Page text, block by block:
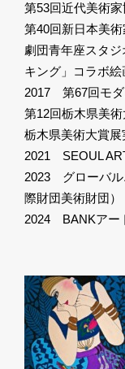
第53回近代美術
第40回新日本美
劇団青年座スタ
キング」コラボ絵
2017 第67回モ
第12回栃木県美
栃木県美術大賞
2021 SEOUL
2023 グローバル
際財団美術財団）
2024 BANKアー